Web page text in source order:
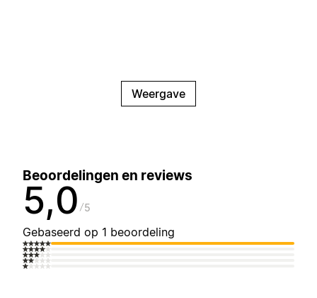
Weergave
Beoordelingen en reviews
5,0 5
Gebaseerd op 1 beoordeling